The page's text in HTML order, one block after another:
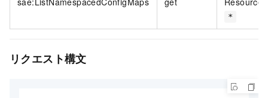
*
リクエスト構文